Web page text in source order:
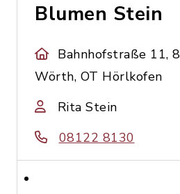
Blumen Stein
Bahnhofstraße 11,
Wörth, OT Hörlkofen
Rita Stein
08122 8130